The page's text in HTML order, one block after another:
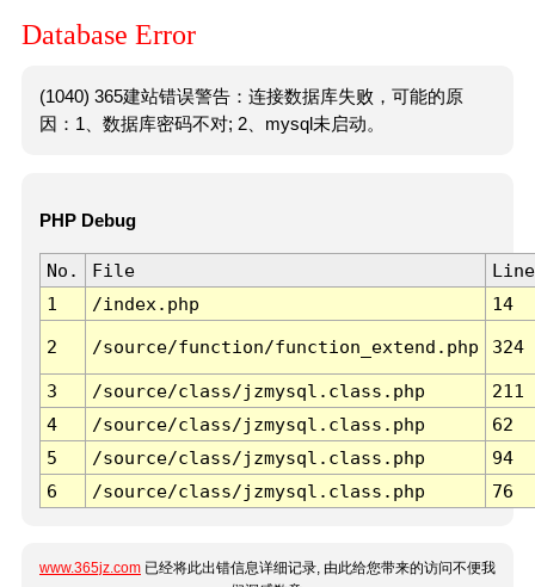
Database Error
(1040) 365建站错误警告：连接数据库失败，可能的原
因：1、数据库密码不对; 2、mysql未启动。
PHP Debug
No. File
Line
1
/index.php 14
2 /source/function/function_extend.php 324
3 /source/class/jzmysql.class.php
211
4
/source/class/jzmysql.class.php
62
5
/source/class/jzmysql.class.php
94
6
/source/class/jzmysql.class.php 76
www.365jz.com 已经将此出错信息详细记录, 由此给您带来的访问不便我